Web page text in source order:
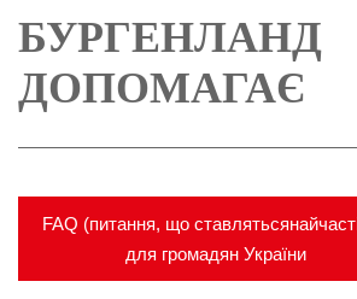
БУРГЕНЛАНД
ДОПОМАГАЄ
FAQ (питання, що
для громадян України